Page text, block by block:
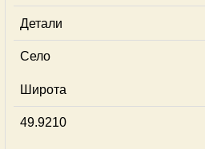
Детали
Село
Широта
49.9210